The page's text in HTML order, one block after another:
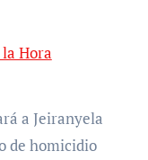
Hora
de homicidio